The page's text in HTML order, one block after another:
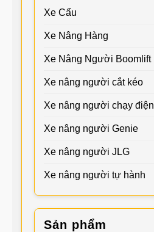
Xe Cẩu
Xe Nâng Hàng
Xe Nâng Người Boomlift
Xe nâng người cắt kéo
Xe nâng người chạy điện
Xe nâng người Genie
Xe nâng người JLG
Xe nâng người tự hành
Sản phẩm